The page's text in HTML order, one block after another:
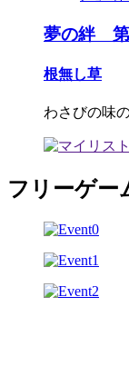
夢の絆 第
根無し草
わさびの味
フリーゲー